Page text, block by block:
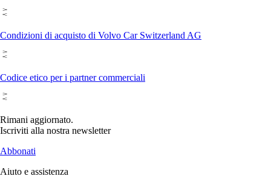
Condizioni di acquisto di Volvo Car Switzerland AG
Codice etico per i partner commerciali